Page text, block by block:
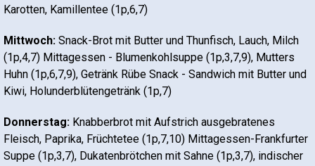
Karotten, Kamillentee (1p,6,7)
Mittwoch: Snack-Brot mit Butter und Thunfisch, Lauch, Milch
(1p,4,7) Mittagessen - Blumenkohlsuppe (1p,3,7,9), Mutters
Huhn (1p,6,7,9), Getränk Rübe Snack - Sandwich mit Butter und
Kiwi, Holunderblütengetränk (1p,7)
Donnerstag: Knabberbrot mit Aufstrich ausgebratenes
Fleisch, Paprika, Früchtetee (1p,7,10) Mittagessen-Frankfurter
Suppe (1p,3,7), Dukatenbrötchen mit Sahne (1p,3,7), indischer